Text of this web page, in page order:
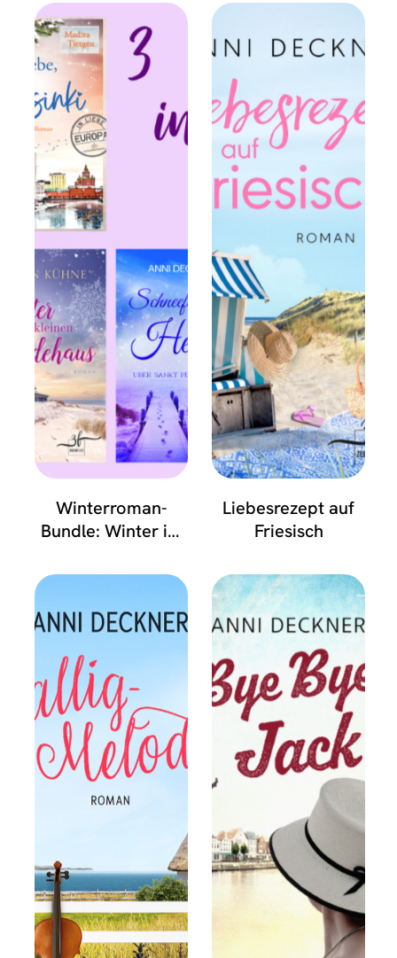
Winterroman-
Bundle: Winter im
Schneeflockenherz
Peter-Ording & In
Liebesrezept auf
Friesisch